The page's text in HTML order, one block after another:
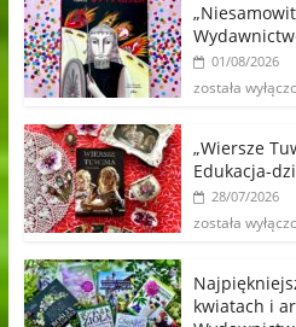
01/08/2026
została
„Wiersze
Edukacja-
28/07/2026
została
kwiatach i